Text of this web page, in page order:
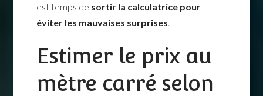
est temps de sortir la calculatrice pour
éviter les mauvaises surprises.
Estimer le prix au
mètre carré selon